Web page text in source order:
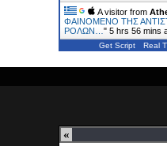
A visitor from
ΦΑΙΝΟΜΕΝΟ ΤΗΣ
ΡΟΛΩΝ… " 5 hrs 56 mins
Get Script Real